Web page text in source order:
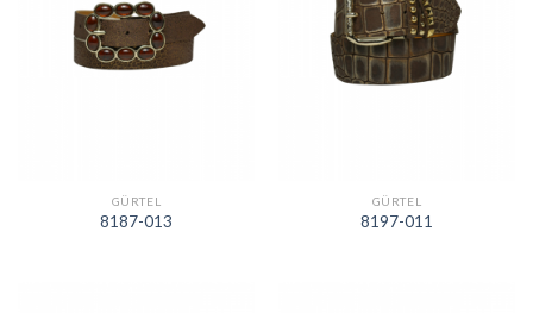
GÜRTEL
8187-013
GÜRTEL
8197-011